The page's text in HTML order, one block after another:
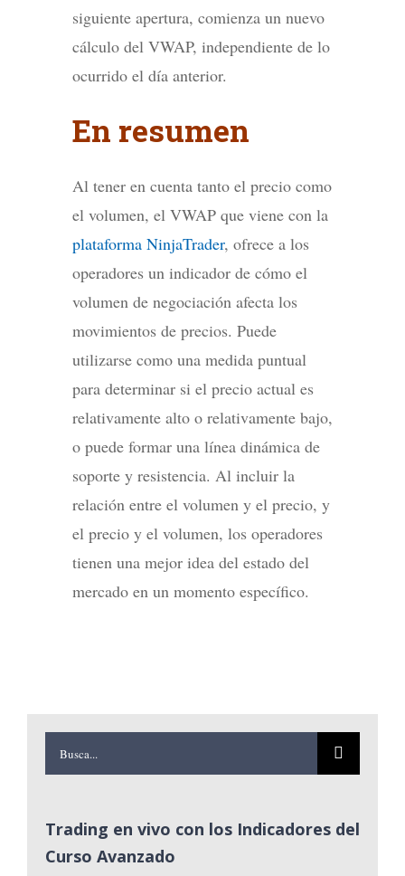
siguiente apertura, comienza un nuevo
cálculo del VWAP, independiente de lo
ocurrido el día anterior.
En resumen
Al tener en cuenta tanto el precio como
el volumen, el VWAP que viene con la
plataforma NinjaTrader, ofrece a los
operadores un indicador de cómo el
volumen de negociación afecta los
movimientos de precios. Puede
utilizarse como una medida puntual
para determinar si el precio actual es
relativamente alto o relativamente bajo,
o puede formar una línea dinámica de
soporte y resistencia. Al incluir la
relación entre el volumen y el precio, y
el precio y el volumen, los operadores
tienen una mejor idea del estado del
mercado en un momento específico.
Buscar:
Trading en vivo con los Indicadores del
Curso Avanzado